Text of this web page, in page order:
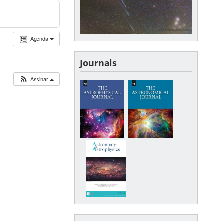
Agenda
Assinar
Journals